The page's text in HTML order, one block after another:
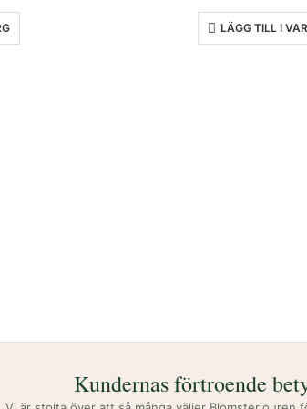
LÄGG TILL I
Kundernas förtroende